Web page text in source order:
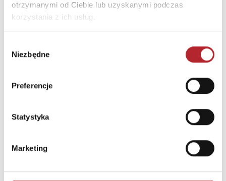
otrzymanymi od Ciebie lub uzyskanymi podczas
korzystania z ich usług.
zgody
Niezbędne
Preferencje
Statystyka
Marketing
NAJCZĘŚCIEJ KUPOWANE zobacz więcej
TOP 100